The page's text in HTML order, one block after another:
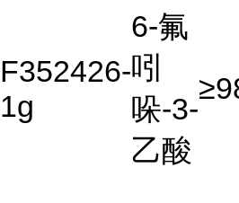
F352426-
1g
6-氟
吲
哚-3-
乙酸